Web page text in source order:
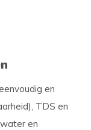
en
TDS en
en